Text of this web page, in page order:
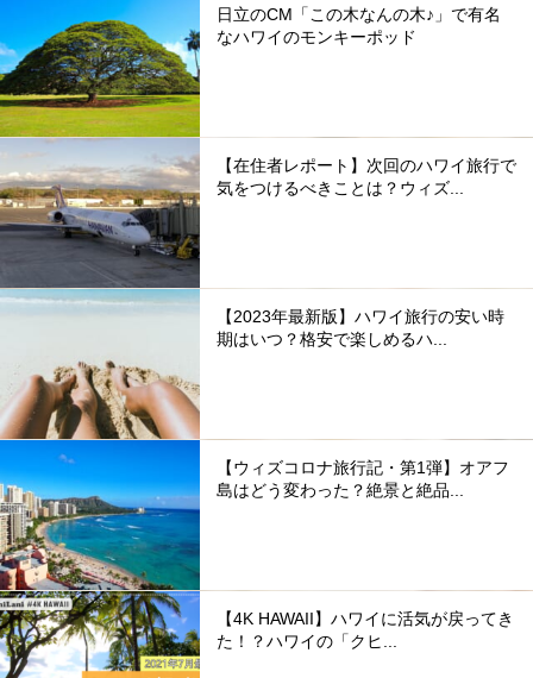
日立のCM「この木なんの木♪」で有名
なハワイのモンキーポッド
【在住者レポート】次回のハワイ旅行で
気をつけるべきことは？ウィズ...
【2023年最新版】ハワイ旅行の安い時
期はいつ？格安で楽しめるハ...
【ウィズコロナ旅行記・第1弾】オアフ
島はどう変わった？絶景と絶品...
【4K HAWAII】ハワイに活気が戻ってき
た！？ハワイの「クヒ...